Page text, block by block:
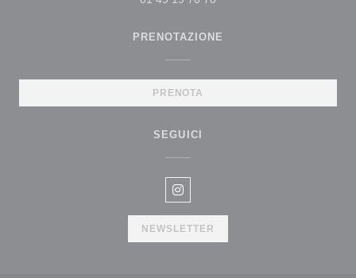
PRENOTAZIONE
PRENOTA
SEGUICI
Instagram ((apre una nuova
NEWSLETTER